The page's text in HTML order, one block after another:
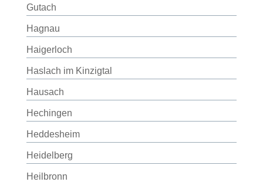
Gutach
Hagnau
Haigerloch
Haslach im Kinzigtal
Hausach
Hechingen
Heddesheim
Heidelberg
Heilbronn